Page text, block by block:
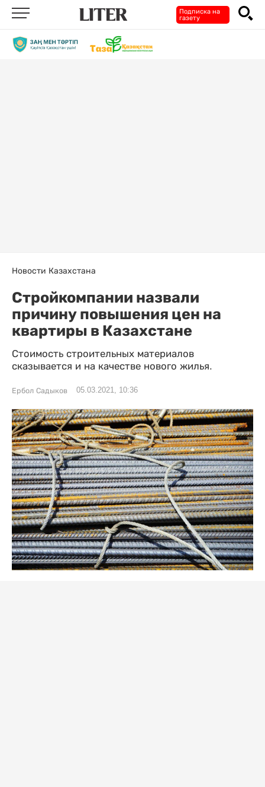
Подписка на
газету
Новости Казахстана
Стройкомпании назвали
причину повышения цен на
квартиры в Казахстане
Стоимость строительных материалов
сказывается и на качестве нового жилья.
Ербол Садыков 05.03.2021, 10:36